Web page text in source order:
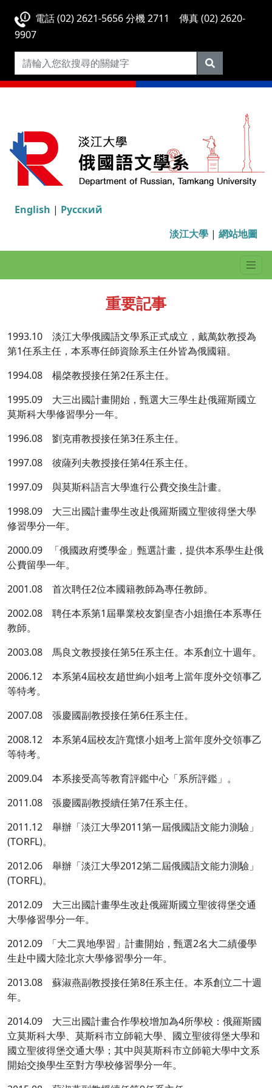
電話 (02) 2621-5656 分機 2711 傳真 (02) 2620-
9907
English | Русский
淡江大學 | 網站地圖
重要記事
1993.10 淡江大學俄國語文學系正式成立，戴萬欽教授為
第1任系主任，本系專任師資除系主任外皆為俄國籍。
1994.08 楊棨教授接任第2任系主任。
1995.09 大三出國計畫開始，甄選大三學生赴俄羅斯國立
莫斯科大學修習學分一年。
1996.08 劉克甫教授接任第3任系主任。
1997.08 彼薩列夫教授接任第4任系主任。
1997.09 與莫斯科語言大學進行公費交換生計畫。
1998.09 大三出國計畫學生改赴俄羅斯國立聖彼得堡大學
修習學分一年。
2000.09 「俄國政府獎學金」甄選計畫，提供本系學生赴俄
公費留學一年。
2001.08 首次聘任2位本國籍教師為專任教師。
2002.08 聘任本系第1屆畢業校友劉皇杏小姐擔任本系專任
教師。
2003.08 馬良文教授接任第5任系主任。本系創立十週年。
2006.12 本系第4屆校友趙世絢小姐考上當年度外交領事乙
等特考。
2007.08 張慶國副教授接任第6任系主任。
2008.12 本系第4屆校友許寬懷小姐考上當年度外交領事乙
等特考。
2009.04 本系接受高等教育評鑑中心「系所評鑑」。
2011.08 張慶國副教授續任第7任系主任。
2011.12 舉辦「淡江大學2011第一屆俄國語文能力測驗」
(TORFL)。
2012.06 舉辦「淡江大學2012第二屆俄國語文能力測驗」
(TORFL)。
2012.09 大三出國計畫學生改赴俄羅斯國立聖彼得堡交通
大學修習學分一年。
2012.09 「大二異地學習」計畫開始，甄選2名大二績優學
生赴中國大陸北京大學修習學分一年。
2013.08 蘇淑燕副教授接任第8任系主任。本系創立二十週
年。
2014.09 大三出國計畫合作學校增加為4所學校：俄羅斯國
立莫斯科大學、莫斯科市立師範大學、國立聖彼得堡大學和
國立聖彼得堡交通大學；其中與莫斯科市立師範大學中文系
開始交換學生至對方學校修習學分一年。